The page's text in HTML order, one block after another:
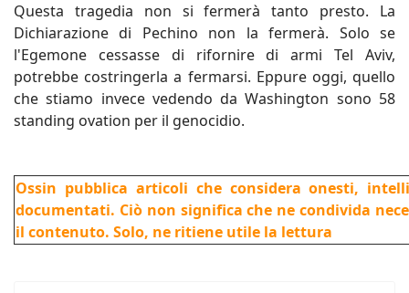
Questa tragedia non si fermerà tanto presto. La
Dichiarazione di Pechino non la fermerà. Solo se
l'Egemone cessasse di rifornire di armi Tel Aviv,
potrebbe costringerla a fermarsi. Eppure oggi, quello
che stiamo invece vedendo da Washington sono 58
standing ovation per il genocidio.
Ossin pubblica articoli che considera onesti,
documentati. Ciò non significa che ne condivida
il contenuto. Solo, ne ritiene utile la lettura